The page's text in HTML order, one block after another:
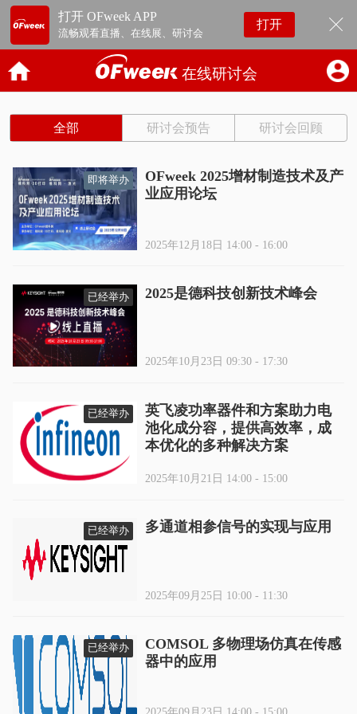
打开 OFweek APP
流畅观看直播、在线展、研讨会
打开
在线研讨会
全部 研讨会预告 研讨会回顾
即将举办
OFweek 2025增材制造技术及产
业应用论坛
2025年12月18日 14:00 - 16:00
已经举办 2025是德科技创新技术峰会
2025年10月23日 09:30 - 17:30
已经举办
英飞凌功率器件和方案助力电
池化成分容，提供高效率，成
本优化的多种解决方案
2025年10月21日 14:00 - 15:00
已经举办 多通道相参信号的实现与应用
2025年09月25日 10:00 - 11:30
已经举办
COMSOL 多物理场仿真在传感
器中的应用